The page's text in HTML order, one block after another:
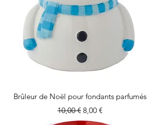
Brûleur de Noël pour fondants parfumés
Prix original
10,00 € Prix promotionnel
8,00 €